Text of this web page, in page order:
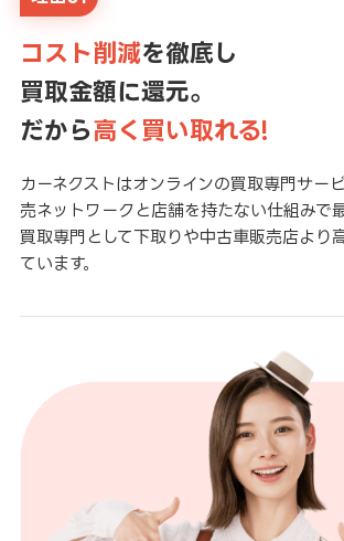
コスト削減を徹底し
買取金額に還元。
だから高く買い取れる!
カーネクストはオンラインの買取専門サー
売ネットワークと店舗を持たない仕組みで
買取専門として下取りや中古車販売店より
ています。